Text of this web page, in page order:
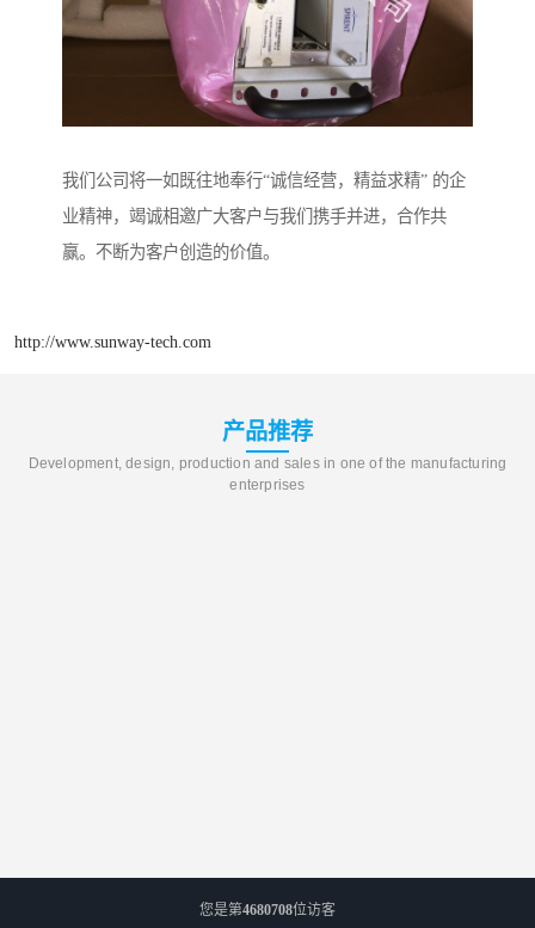
我们公司将一如既往地奉行“诚信经营，精益求精” 的企
业精神，竭诚相邀广大客户与我们携手并进，合作共
赢。不断为客户创造的价值。
http://www.sunway-tech.com
产品推荐
Development, design, production and sales in one of the manufacturing
enterprises
您是第4680708位访客